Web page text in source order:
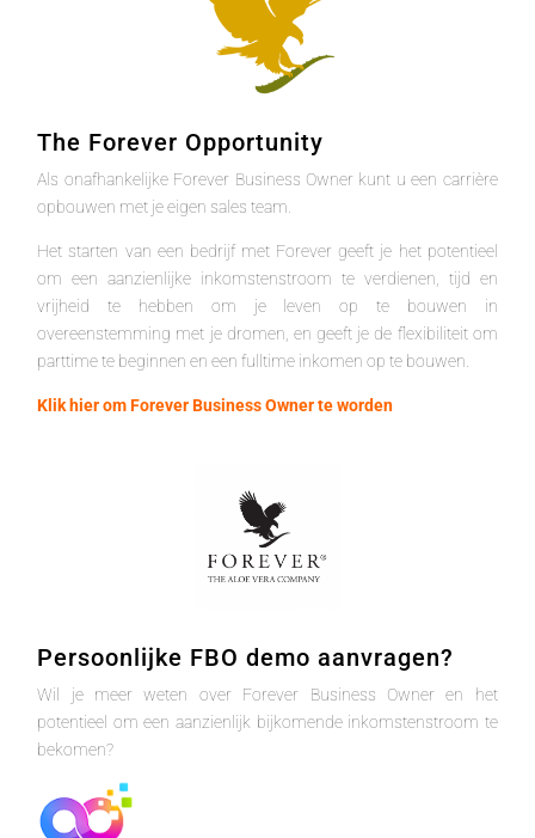
The Forever Opportunity
Als onafhankelijke Forever Business Owner kunt u een carrière
opbouwen met je eigen sales team.
Het starten van een bedrijf met Forever geeft je het potentieel
om een aanzienlijke inkomstenstroom te verdienen, tijd en
vrijheid te hebben om je leven op te bouwen in
overeenstemming met je dromen, en geeft je de flexibiliteit om
parttime te beginnen en een fulltime inkomen op te bouwen.
Klik hier om Forever Business Owner te worden
Persoonlijke FBO demo aanvragen?
Wil je meer weten over Forever Business Owner en het
potentieel om een aanzienlijk bijkomende inkomstenstroom te
bekomen?